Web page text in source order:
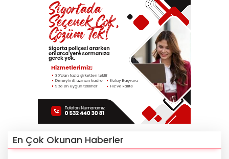
En Çok Okunan Haberler